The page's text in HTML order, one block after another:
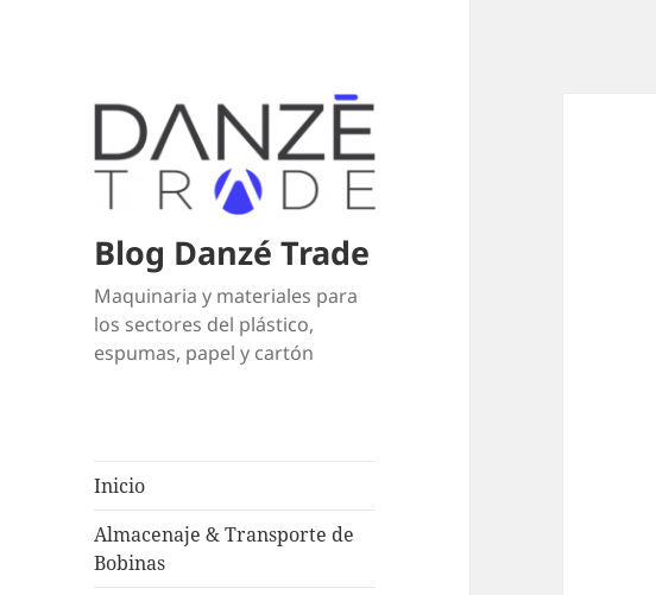
Blog Danzé Trade
Maquinaria y materiales para
los sectores del plástico,
espumas, papel y cartón
Inicio
Almacenaje & Transporte de
Bobinas